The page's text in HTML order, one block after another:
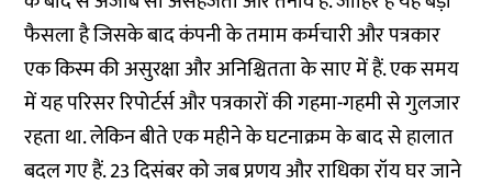
फैसला है जिसके बाद कंपनी के तमाम कर्मचारी और पत्रकार
एक किस्म की असुरक्षा और अनिश्चितता के साए में हैं. एक समय
में यह परिसर रिपोर्टर्स और पत्रकारों की गहमा-गहमी से गुलजार
रहता था. लेकिन बीते एक महीने के घटनाक्रम के बाद से हालात
बदल गए हैं. 23 दिसंबर को जब प्रणय और राधिका रॉय घर जाने